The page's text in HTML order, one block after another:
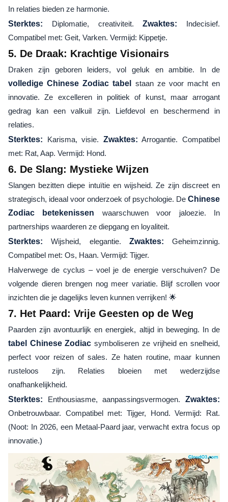
In relaties bieden ze harmonie.
Sterktes: Diplomatie, creativiteit.Zwaktes: Indecisief.
Compatibel met: Geit, Varken. Vermijd: Kippetje.
5. De Draak: Krachtige Visionairs
Draken zijn geboren leiders, vol geluk en ambitie. In de
volledige Chinese Zodiac tabel
staan ze voor macht en
innovatie. Ze excelleren in politiek of kunst, maar arrogant
gedrag kan een valkuil zijn. Liefdevol en beschermend in
relaties.
Sterktes: Karisma, visie. Zwaktes: Arrogantie. Compatibel
met: Rat, Aap. Vermijd: Hond.
6. De Slang: Mystieke Wijzen
Slangen bezitten diepe intuïtie en wijsheid. Ze zijn discreet en
strategisch, ideaal voor onderzoek of psychologie. De Chinese
Zodiac betekenissen waarschuwen voor jaloezie. In
partnerships waarderen ze diepgang en loyaliteit.
Sterktes: Wijsheid, elegantie. Zwaktes: Geheimzinnig.
Compatibel met: Os, Haan. Vermijd: Tijger.
Halverwege de cyclus – voel je de energie verschuiven? De
volgende dieren brengen nog meer variatie. Blijf scrollen voor
inzichten die je dagelijks leven kunnen verrijken! 🌟
7. Het Paard: Vrije Geesten op de Weg
Paarden zijn avontuurlijk en energiek, altijd in beweging. In de
tabel Chinese Zodiac symboliseren ze vrijheid en snelheid,
perfect voor reizen of sales. Ze haten routine, maar kunnen
rusteloos zijn. Relaties bloeien met wederzijdse
onafhankelijkheid.
Sterktes: Enthousiasme, aanpassingsvermogen. Zwaktes:
Onbetrouwbaar. Compatibel met: Tijger, Hond. Vermijd: Rat.
(Noot: In 2026, een Metaal-Paard jaar, verwacht extra focus op
innovatie.)